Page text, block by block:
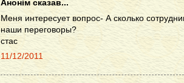
Анонім сказав...
Меня интересует вопрос- А сколько
наши переговоры?
стас
11/12/2011